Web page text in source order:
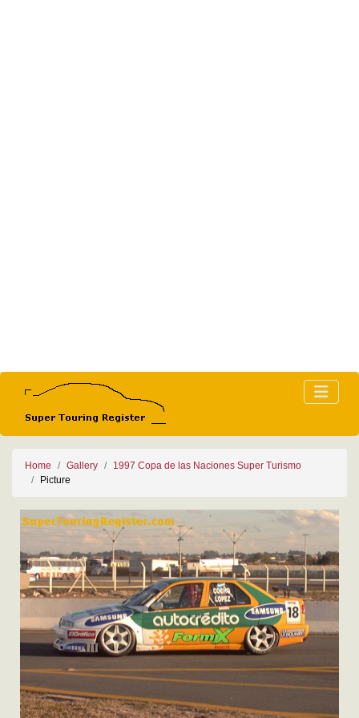
Home Gallery
1997 Copa de las Naciones Super Turismo
Picture